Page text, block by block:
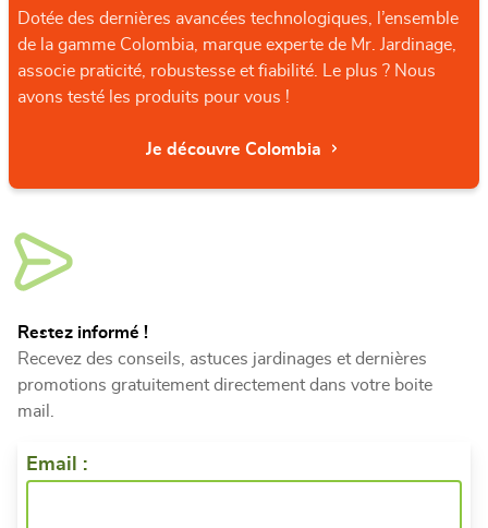
Dotée des dernières avancées technologiques, l’ensemble
de la gamme Colombia, marque experte de Mr. Jardinage,
associe praticité, robustesse et fiabilité. Le plus ? Nous
avons testé les produits pour vous !
Je découvre Colombia
Restez informé !
Recevez des conseils, astuces jardinages et dernières
promotions gratuitement directement dans votre boite
mail.
Email :